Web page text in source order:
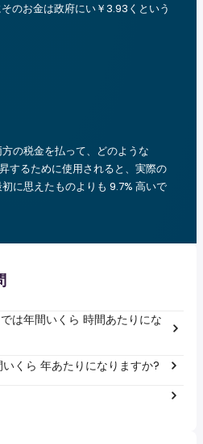
のお金は政府にい￥3.93くという
の税金を払って、どのような
するために使用されると、実際の
に思えたものよりも 9.7% 高いで
は年間いくら 時間あたりにな
くら 年あたりになりますか?